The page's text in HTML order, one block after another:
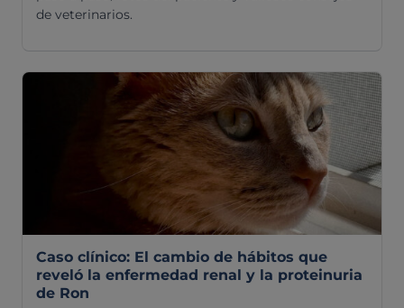
de veterinarios.
Caso clínico: El cambio de hábitos que
reveló la enfermedad renal y la proteinuria
de Ron